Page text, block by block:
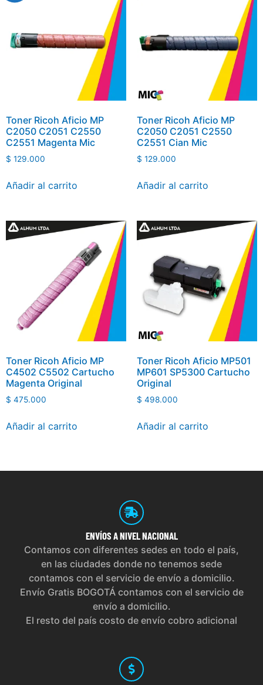
Toner Ricoh Aficio MP
C2050 C2051 C2550
C2551 Magenta Mic
$ 129.000
Añadir al carrito
Toner Ricoh Aficio MP
C2050 C2051 C2550
C2551 Cian Mic
$ 129.000
Añadir al carrito
Toner Ricoh Aficio MP
C4502 C5502 Cartucho
Magenta Original
$ 475.000
Añadir al carrito
Toner Ricoh Aficio MP501
MP601 SP5300 Cartucho
Original
$ 498.000
Añadir al carrito
ENVÍOS A NIVEL NACIONAL
Contamos con diferentes sedes en todo el país,
en las ciudades donde no tenemos sede
contamos con el servicio de envío a domicilio.
Envío Gratis BOGOTÁ contamos con el servicio de
envío a domicilio.
El resto del país costo de envío cobro adicional